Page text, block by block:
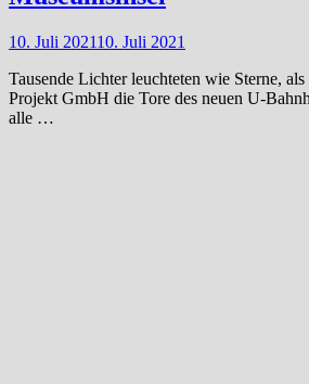
10. Juli 202110. Juli 2021
Tausende Lichter leuchteten wie Sterne,
Projekt GmbH die Tore des neuen U-
alle …